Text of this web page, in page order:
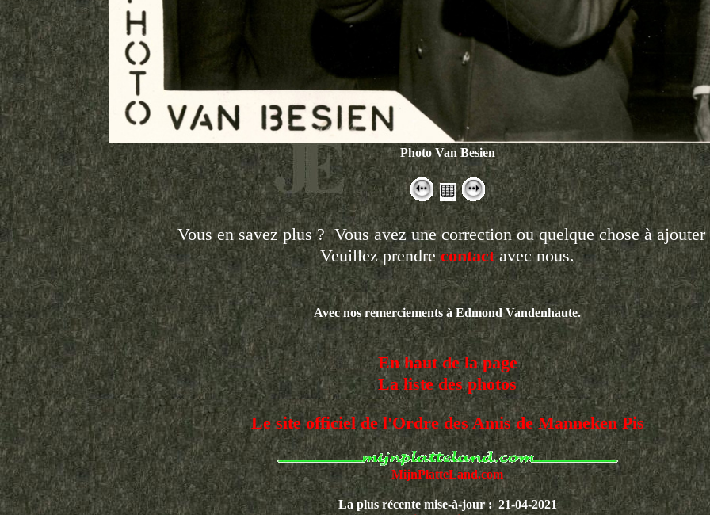
Photo Van Besien
Vous en savez plus ? Vous avez une correction ou quelque chose à ajouter
Veuillez prendrecontactavec nous.
Avec nos remerciements à Edmond Vandenhaute.
En haut de la page
La liste des photos
Le site officiel de l'Ordre des Amis de Manneken Pis
MijnPlatteLand.com
La plus récente mise-à-jour : 21-04-2021